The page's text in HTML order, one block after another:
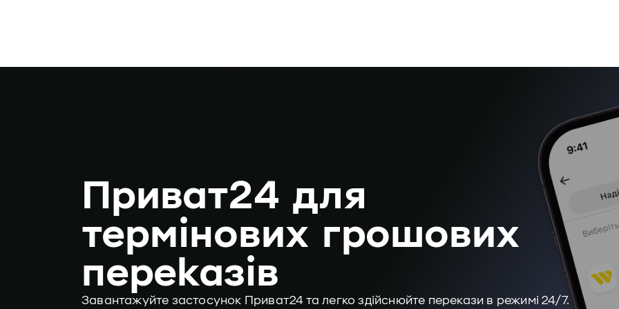
Приват24 для
термінових грошових
переказів
Завантажуйте застосунок Приват24 та легко здійснюйте перекази в режимі 24/7.